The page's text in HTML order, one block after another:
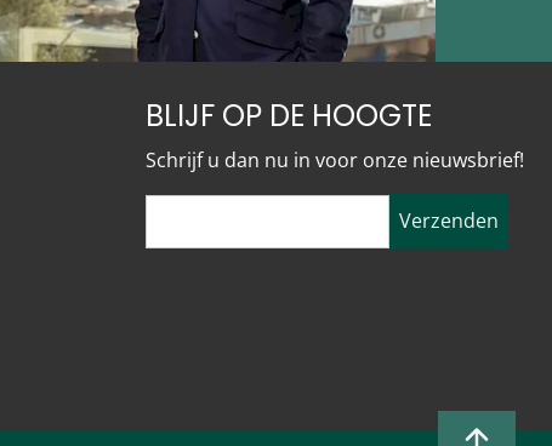
BLIJF OP DE HOOGTE
Schrijf u dan nu in voor onze nieuwsbrief!
Verzenden